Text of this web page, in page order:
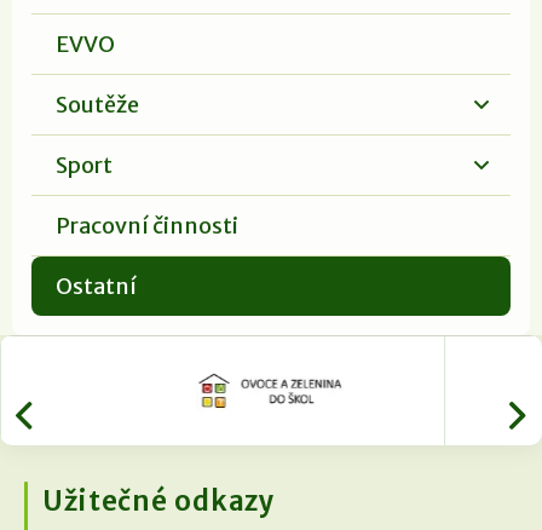
EVVO
Soutěže
Sport
Pracovní činnosti
Ostatní
Užitečné odkazy